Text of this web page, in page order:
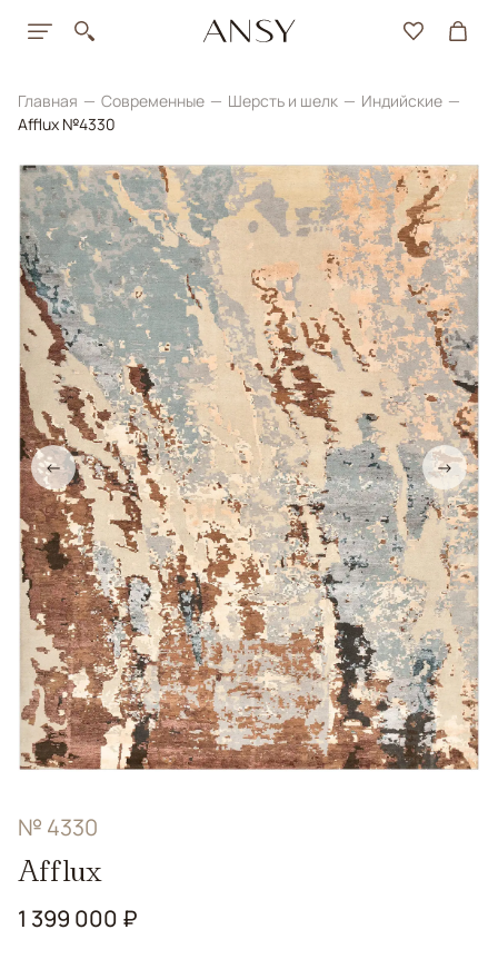
Главная Современные Шерсть и шелк
Индийские
Afflux №4330
← →
№ 4330
Afflux
1 399 000 ₽